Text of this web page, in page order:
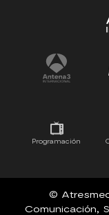
Toda la
Programación
©
Comunicación,